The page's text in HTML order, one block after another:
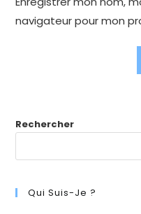
(optional)
navigateur pour mon
Rechercher
Qui Suis-Je ?